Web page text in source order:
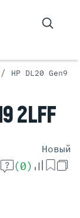
/ HP DL20 Gen9
2LFF
Новый
(0)